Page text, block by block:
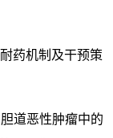
药机制及干预策
道恶性肿瘤中的